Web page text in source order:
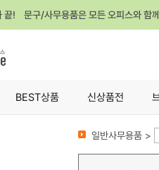
끝! 문구/사무용품은 모든 오피스와 함
BEST상품 신상품전
일반사무용품 >